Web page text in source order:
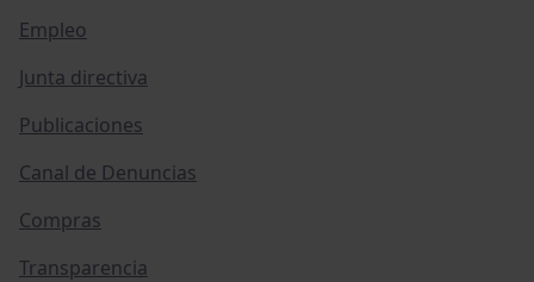
Empleo
Junta directiva
Publicaciones
Canal de Denuncias
Compras
Transparencia